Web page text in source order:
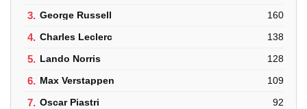
3. George Russell 160
4. Charles Leclerc 138
5. Lando Norris 128
6. Max Verstappen 109
7. Oscar Piastri 92